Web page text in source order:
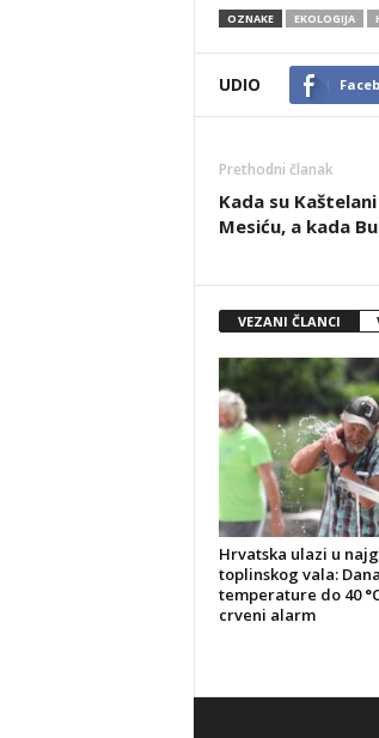
OZNAKE EKOLOGIJA
UDIO
Prethodni članak
Kada su
Mesiću, a kada
VEZANI ČLANCI
Hrvatska ulazi u
toplinskog vala:
temperature do 40
crveni alarm